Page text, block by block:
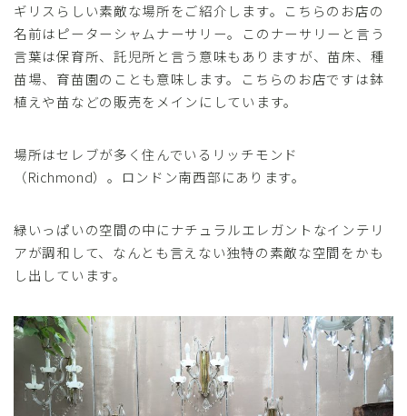
ギリスらしい素敵な場所をご紹介します。こちらのお店の
名前はピーターシャムナーサリー。このナーサリーと言う
言葉は保育所、託児所と言う意味もありますが、苗床、種
苗場、育苗園のことも意味します。こちらのお店ですは鉢
植えや苗などの販売をメインにしています。
場所はセレブが多く住んでいるリッチモンド
（Richmond）。ロンドン南西部にあります。
緑いっぱいの空間の中にナチュラルエレガントなインテリ
アが調和して、なんとも言えない独特の素敵な空間をかも
し出しています。